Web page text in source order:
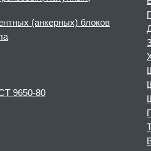
(анкерных) блоков
9650-80